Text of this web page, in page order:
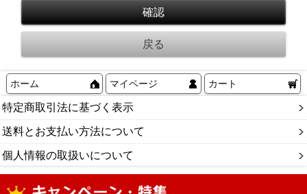
ホーム マイページ カート
特定商取引法に基づく表示
送料とお支払い方法について
個人情報の取扱いについて